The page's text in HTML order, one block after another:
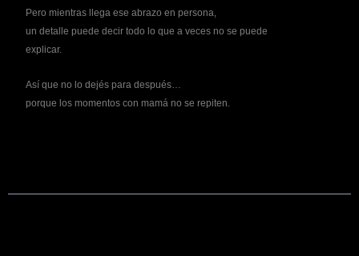
Pero mientras llega ese abrazo en persona,
un detalle puede decir todo lo que a veces no se puede
explicar.
Así que no lo dejés para después…
porque los momentos con mamá no se repiten.